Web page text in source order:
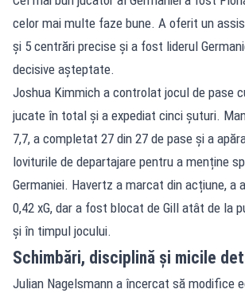
celor mai multe faze bune. A oferit un
și 5 centrări precise și a fost liderul
decisive așteptate.
Joshua Kimmich a controlat jocul de pase
jucate în total și a expediat cinci șuturi.
7,7, a completat 27 din 27 de pase și a
loviturile de departajare pentru a menține
Germaniei. Havertz a marcat din acțiune, a
0,42 xG, dar a fost blocat de Gill atât de la
și în timpul jocului.
Schimbări, disciplină și micile
Julian Nagelsmann a încercat să modifice